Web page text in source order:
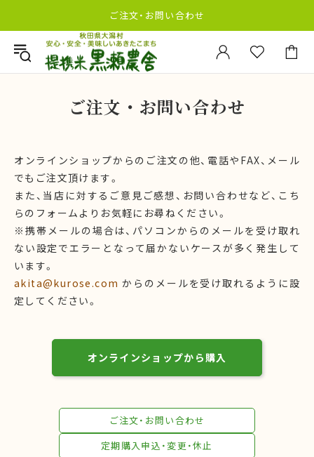
ご注文・お問い合わせ
ご注文・お問い合わせ
オンラインショップからのご注文の他、電話やFAX、メール
でもご注文頂けます。
また、当店に対するご意見ご感想、お問い合わせなど、こち
らのフォームよりお気軽にお尋ねください。
※携帯メールの場合は、パソコンからのメールを受け取れ
ない設定でエラーとなって届かないケースが多く発生して
います。
akita@kurose.com からのメールを受け取れるように設
定してください。
オンラインショップから購入
ご注文・お問い合わせ
定期購入申込・変更・休止